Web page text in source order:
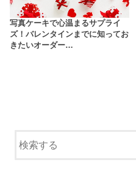
写真ケーキで心温まるサプライ
ズ！バレンタインまでに知ってお
きたいオーダー…